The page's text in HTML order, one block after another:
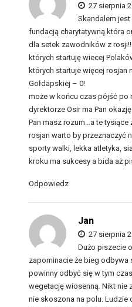
27 sierpnia
Skandalem
fundacją charytatywną która
dla setek zawodników z
których startuję wiecej
których startuje więcej
Gołdapskiej – 0!
może w końcu czas pójść po
dyrektorze Osir ma Pan
Pan masz rozum…a te tysiące
rosjan warto by przeznaczyć
sporty walki, lekka atletyka,
kroku ma sukcesy a bida aż
Odpowiedz
Jan
27 sierpnia
Dużo piszecie
zapominacie że bieg odbywa
powinny odbyć się w tym
wegetację wiosenną. Nikt nie
nie skoszona na polu. Ludzie